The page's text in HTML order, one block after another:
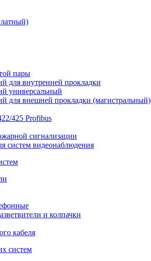
пары
для внутренней прокладки
универсальный
для внешней прокладки (магистральный)
425 Profibus
сигнализации
систем видеонаблюдения
и колпачки
кабеля
систем